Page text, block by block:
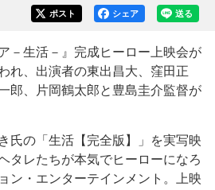
送る
シェア
ポスト
－生活－』完成ヒーロー上映会が
れ、出演者の東出昌大、窪田正
郎、片岡鶴太郎と豊島圭介監督が
氏の「生活【完全版】」を実写映
タレたちが本気でヒーローになろ
ン・エンターテインメント。上映